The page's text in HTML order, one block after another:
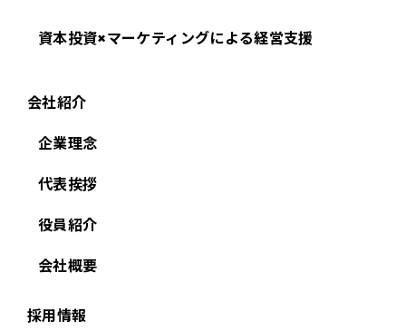
資本投資×マーケティングによる経営支援
会社紹介
企業理念
代表挨拶
役員紹介
会社概要
採用情報